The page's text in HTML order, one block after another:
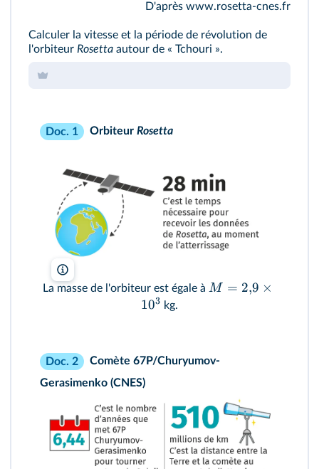
D'après www.rosetta-cnes.fr
Calculer la vitesse et la période de révolution de
l'orbiteur Rosetta autour de « Tchouri ».
Doc. 1 Orbiteur Rosetta
La masse de l'orbiteur est égale à M = 2,9 ×
103 kg.
Doc. 2
Comète 67P/Churyumov-
Gerasimenko (CNES)